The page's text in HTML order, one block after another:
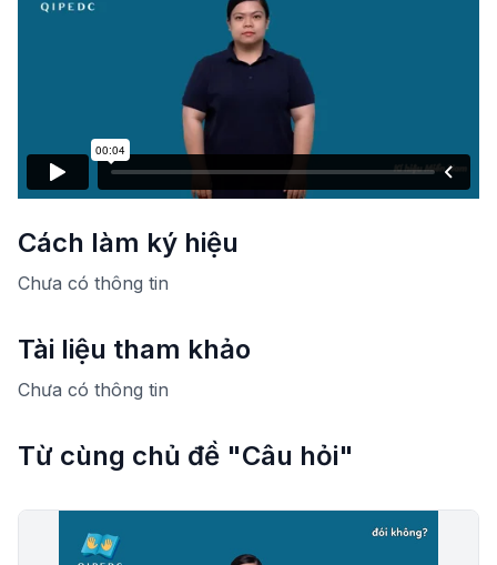
Cách làm ký hiệu
Chưa có thông tin
Tài liệu tham khảo
Chưa có thông tin
Từ cùng chủ đề "Câu hỏi"